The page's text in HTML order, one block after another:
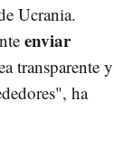
Ucrania.
enviar
transparente y
ha